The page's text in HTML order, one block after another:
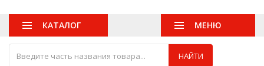
КАТАЛОГ
НАЙТИ
МЕНЮ